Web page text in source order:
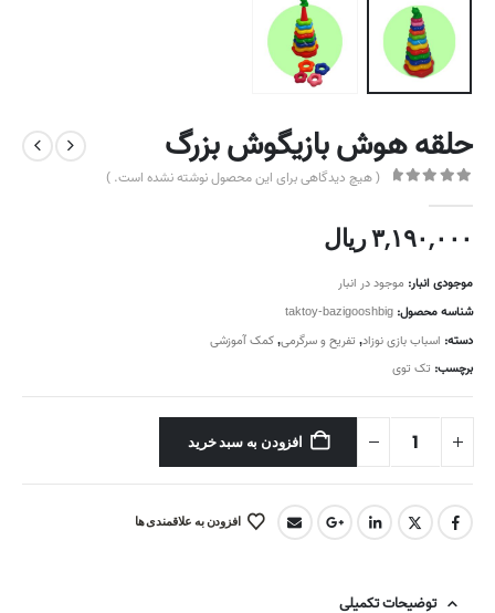
حلقه هوش بازیگوش بزرگ
( هیچ دیدگاهی برای این محصول نوشته نشده است. )
۳,۱۹۰,۰۰۰ریال
موجودی انبار: موجود در انبار
شناسه محصول: taktoy-bazigooshbig
دسته: اسباب بازی نوزاد, تفریح و سرگرمی,کمک آموزشی
برچسب: تک توی
افزودن به سبد خرید
افزودن به علاقمندی ها
توضیحات تکمیلی